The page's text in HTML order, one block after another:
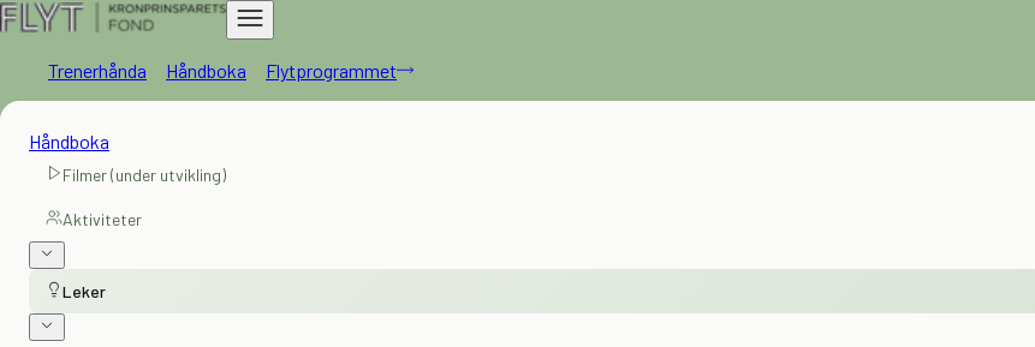
Trenerhånda Håndboka Flytprogrammet
Håndboka
Filmer (under utvikling)
Aktiviteter
Leker